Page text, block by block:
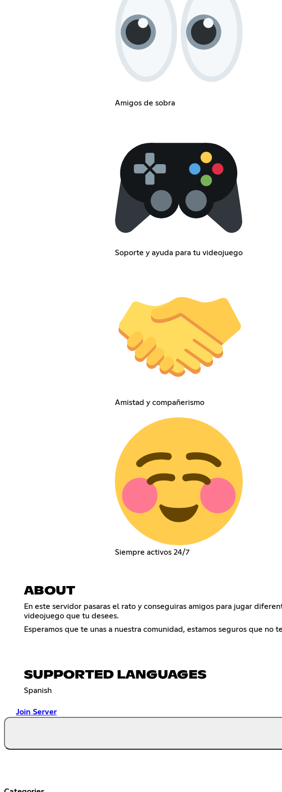
Amigos de sobra
Soporte y ayuda para tu videojuego
Amistad y compañerismo
Siempre activos 24/7
ABOUT
En este servidor pasaras el rato y conseguiras amigos para jugar
videojuego que tu desees.
Esperamos que te unas a nuestra comunidad, estamos seguros que
SUPPORTED LANGUAGES
Spanish
Join Server